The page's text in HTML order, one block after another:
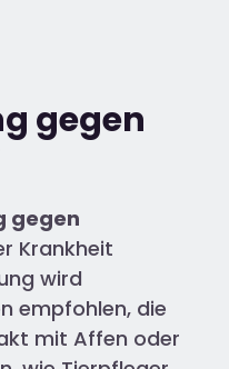
gegen
gegen
Krankheit
wird
empfohlen, die
mit Affen oder